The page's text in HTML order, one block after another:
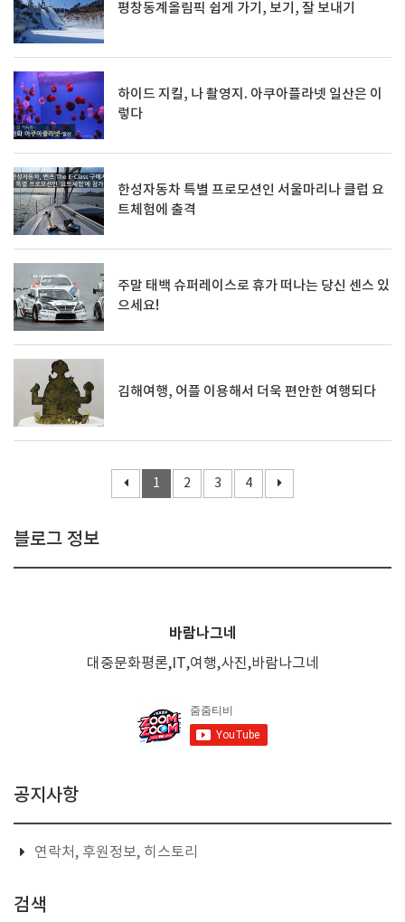
평창동계올림픽 쉽게 가기, 보기, 잘 보내기
하이드 지킬, 나 촬영지. 아쿠아플라넷 일산은 이
렇다
한성자동차 특별 프로모션인 서울마리나 클럽 요
트체험에 출격
주말 태백 슈퍼레이스로 휴가 떠나는 당신 센스 있
으세요!
김해여행, 어플 이용해서 더욱 편안한 여행되다
1 2 3 4
블로그 정보
바람나그네
대중문화평론,IT,여행,사진,바람나그네
공지사항
연락처, 후원정보, 히스토리
검색